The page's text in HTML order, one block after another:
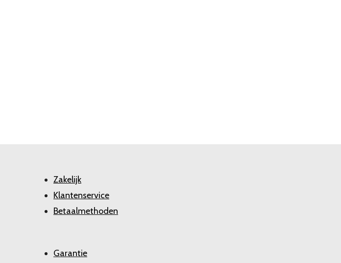
Zakelijk
Klantenservice
Betaalmethoden
Garantie